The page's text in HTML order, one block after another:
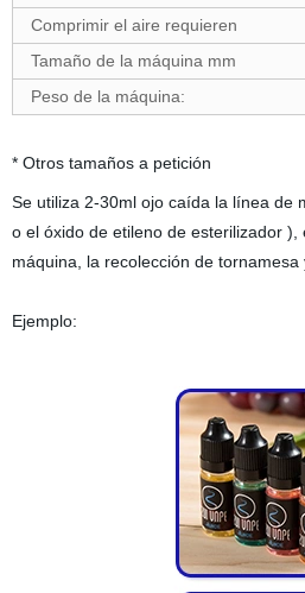
Comprimir el aire requieren
Tamaño de la máquina mm
Peso de la máquina:
* Otros tamaños a petición
Se utiliza 2-30ml ojo caída la línea de
o el óxido de etileno de esterilizador
máquina, la recolección de tornamesa
Ejemplo: